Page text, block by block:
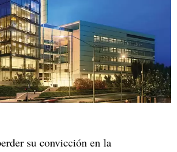
su convicción en la